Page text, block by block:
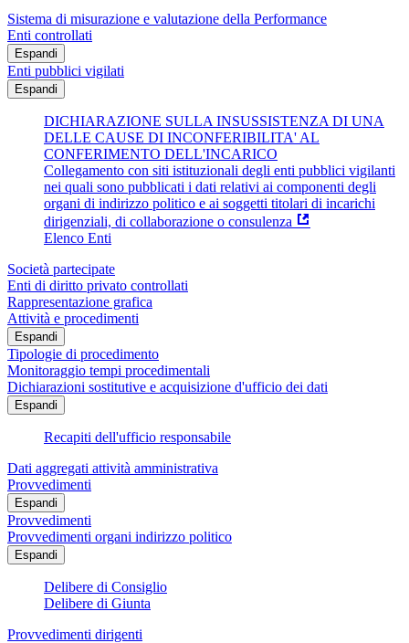
Sistema di misurazione e valutazione della Performance
Enti controllati
Espandi
Enti pubblici vigilati
Espandi
DICHIARAZIONE SULLA INSUSSISTENZA DI UNA
DELLE CAUSE DI INCONFERIBILITA' AL
CONFERIMENTO DELL'INCARICO
Collegamento con siti istituzionali degli enti pubblici vigilanti
nei quali sono pubblicati i dati relativi ai componenti degli
organi di indirizzo politico e ai soggetti titolari di incarichi
dirigenziali, di collaborazione o consulenza
Elenco Enti
Società partecipate
Enti di diritto privato controllati
Rappresentazione grafica
Attività e procedimenti
Espandi
Tipologie di procedimento
Monitoraggio tempi procedimentali
Dichiarazioni sostitutive e acquisizione d'ufficio dei dati
Espandi
Recapiti dell'ufficio responsabile
Dati aggregati attività amministrativa
Provvedimenti
Espandi
Provvedimenti
Provvedimenti organi indirizzo politico
Espandi
Delibere di Consiglio
Delibere di Giunta
Provvedimenti dirigenti